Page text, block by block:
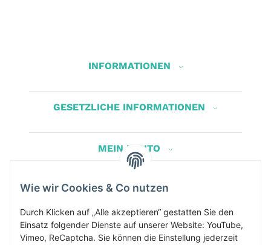
INFORMATIONEN
GESETZLICHE INFORMATIONEN
MEIN KONTO
Herbis Anglerladen
Inh.Herbert Schinnerl
Kirchdorf am Inn 5
4982 Kirchdorf am Inn
Wie wir Cookies & Co nutzen
Durch Klicken auf „Alle akzeptieren“ gestatten Sie den
Einsatz folgender Dienste auf unserer Website: YouTube,
Vimeo, ReCaptcha. Sie können die Einstellung jederzeit